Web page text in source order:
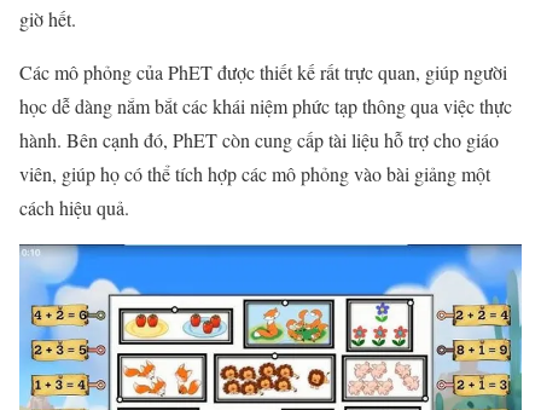
giờ hết.
Các mô phỏng của PhET được thiết kế rất trực quan, giúp người
học dễ dàng nắm bắt các khái niệm phức tạp thông qua việc thực
hành. Bên cạnh đó, PhET còn cung cấp tài liệu hỗ trợ cho giáo
viên, giúp họ có thể tích hợp các mô phỏng vào bài giảng một
cách hiệu quả.